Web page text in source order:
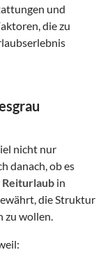
und
die zu
nicht nur
danach, ob es
Reiturlaub in
die Struktur
zu wollen.